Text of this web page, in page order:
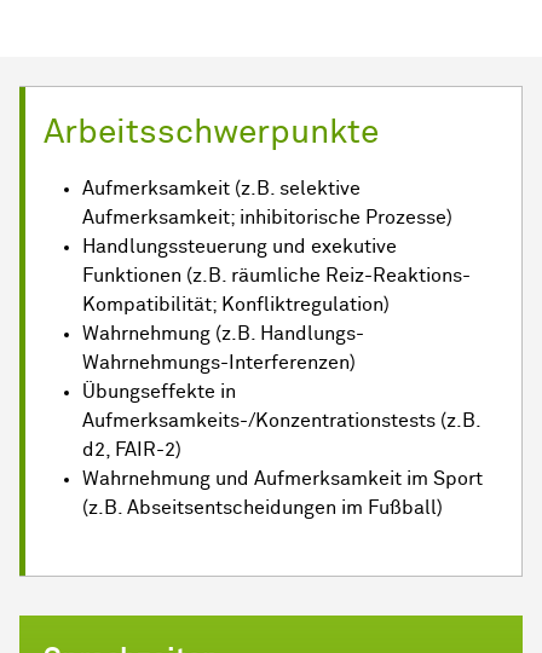
Arbeitsschwerpunkte
Aufmerksamkeit (z.B. selektive
Aufmerksamkeit; inhibitorische Prozesse)
Handlungssteuerung und exekutive
Funktionen (z.B. räumliche Reiz-Reaktions-
Kompatibilität; Konfliktregulation)
Wahrnehmung (z.B. Handlungs-
Wahrnehmungs-Interferenzen)
Übungseffekte in
Aufmerksamkeits-/Konzentrationstests (z.B.
d2, FAIR-2)
Wahrnehmung und Aufmerksamkeit im Sport
(z.B. Abseitsentscheidungen im Fußball)